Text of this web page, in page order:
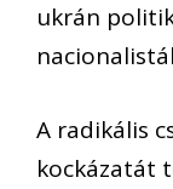
ukrán
A radikális
kockázatát